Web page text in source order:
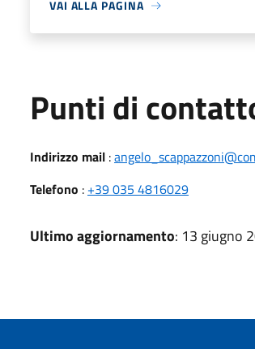
VAI ALLA PAGINA
Punti di
Indirizzo mail:
Telefono : +39 035 4816029
Ultimo aggiornamento: 13 giugno